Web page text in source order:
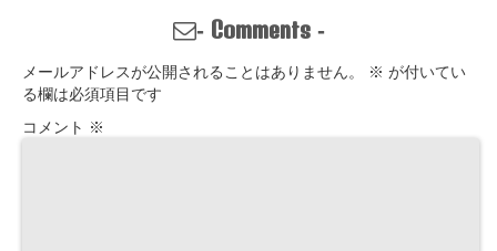
関係改善方法
はここにある
- Comments-
メールアドレスが公開されることはありません。 ※ が付いてい
る欄は必須項目です
コメント ※